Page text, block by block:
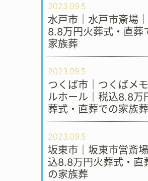
2023.09.5
水戸市｜水戸市斎場
8.8万円火葬式・直葬
家族葬
2023.09.5
つくば市｜つくばメ
ルホール｜税込8.8万
葬式・直葬での家族葬
2023.09.5
坂東市｜坂東市営斎
込8.8万円火葬式・直
の家族葬